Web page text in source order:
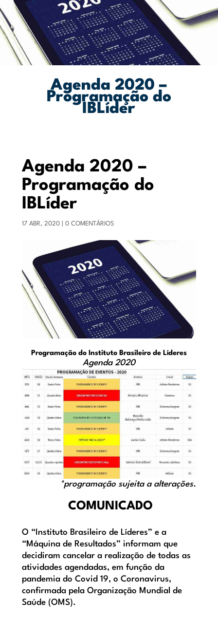
Agenda 2020 –
Programação do
IBLíder
Agenda 2020 –
Programação do
IBLíder
17 ABR, 2020| 0 COMENTÁRIOS
Programação do Instituto Brasileiro de Líderes
Agenda 2020
*programação sujeita a alterações.
COMUNICADO
O “Instituto Brasileiro de Líderes” e a
“Máquina de Resultados” informam que
decidiram cancelar a realização de todas as
atividades agendadas, em função da
pandemia do Covid 19, o Coronavirus,
confirmada pela Organização Mundial de
Saúde (OMS).